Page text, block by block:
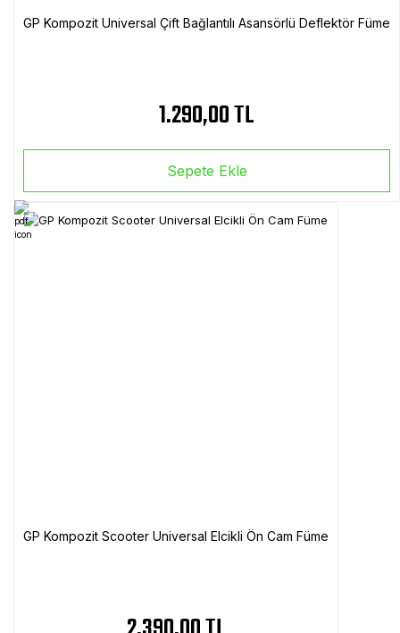
GP Kompozit Universal Çift Bağlantılı Asansörlü Deflektör Füme
1.290,00 TL
Sepete Ekle
GP Kompozit Scooter Universal Elcikli Ön Cam Füme